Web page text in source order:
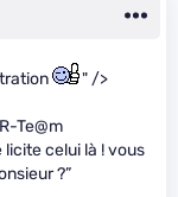
" />
Te@m
celui là ! vous
?”